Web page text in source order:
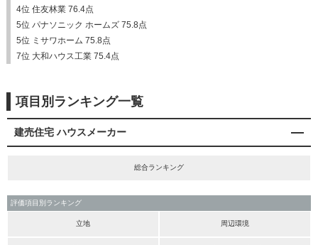
4位 住友林業 76.4点
5位 パナソニック ホームズ 75.8点
5位 ミサワホーム 75.8点
7位 大和ハウス工業 75.4点
項目別ランキング一覧
建売住宅 ハウスメーカー
総合ランキング
評価項目別ランキング
立地 周辺環境